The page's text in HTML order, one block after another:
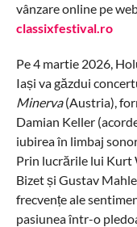
vânzare online pe
classixfestival.ro
Pe 4 martie 2026,
Iași va găzdui
Minerva(Austria),
Damian Keller
iubirea în limbaj
Prin lucrările lui Kurt
Bizet și Gustav
frecvențe ale
pasiunea într-o